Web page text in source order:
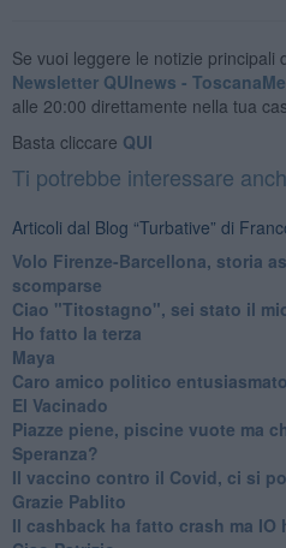
Se vuoi leggere le notizie principali
Newsletter QUInews -
alle 20:00 direttamente nella tua
Basta cliccare QUI
Ti potrebbe interessare
Articoli dal Blog “Turbative” di
Volo Firenze-Barcellona, storia
scomparse
Ciao "Titostagno", sei stato il
Ho fatto la terza
Maya
Caro amico politico
El Vacinado
Piazze piene, piscine vuote ma
Speranza?
​Il vaccino contro il Covid, ci si
Grazie Pablito
Il cashback ha fatto crash ma IO